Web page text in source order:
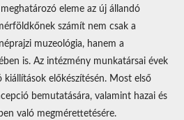
eleme az új állandó
számít nem csak a
muzeológia, hanem a
is. Az intézmény munkatársai évek
előkészítésén. Most első
bemutatására, valamint hazai és
való megmérettetésére.